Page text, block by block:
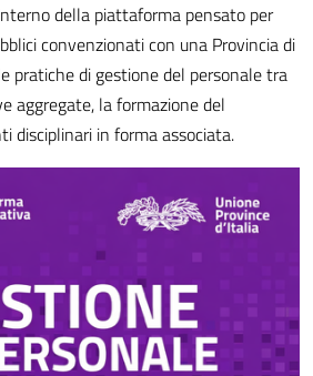
della piattaforma pensato per
convenzionati con una Provincia di
pratiche di gestione del personale tra
aggregate, la formazione del
disciplinari in forma associata.